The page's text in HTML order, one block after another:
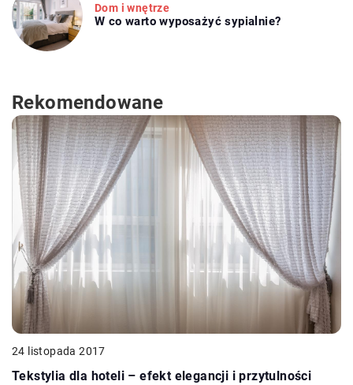
Dom i wnętrze
W co warto wyposażyć sypialnie?
Rekomendowane
24 listopada 2017
Tekstylia dla hoteli – efekt elegancji i przytulności